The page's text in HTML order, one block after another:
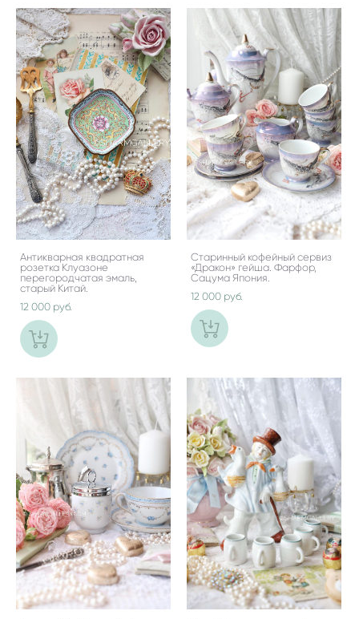
Антикварная квадратная
розетка Клуазоне
перегородчатая эмаль,
старый Китай.
12 000 pуб.
Старинный кофейный сервиз
«Дракон» гейша. Фарфор,
Сацума Япония.
12 000 pуб.